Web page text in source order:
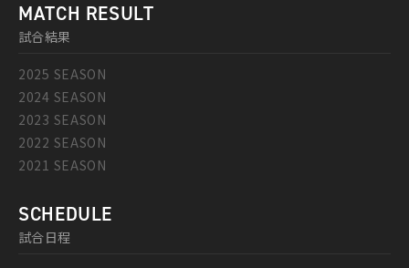
MATCH RESULT
試合結果
2025 SEASON
2024 SEASON
2023 SEASON
2022 SEASON
2021 SEASON
SCHEDULE
試合日程